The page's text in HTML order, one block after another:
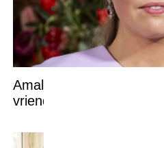
Amalia heeft een bijna
vriend en dat is een hele